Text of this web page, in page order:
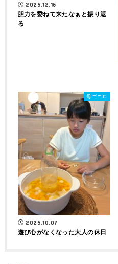
2025.12.16
胆力を委ねて来たなぁと振り返
る
母ゴコロ
2025.10.07
遊び心がなくなった大人の休日